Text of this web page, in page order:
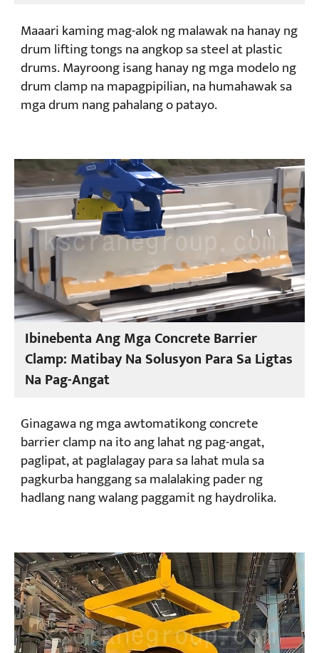
Maaari kaming mag-alok ng malawak na hanay ng
drum lifting tongs na angkop sa steel at plastic
drums. Mayroong isang hanay ng mga modelo ng
drum clamp na mapagpipilian, na humahawak sa
mga drum nang pahalang o patayo.
Ibinebenta Ang Mga Concrete Barrier
Clamp: Matibay Na Solusyon Para Sa Ligtas
Na Pag-Angat
Ginagawa ng mga awtomatikong concrete
barrier clamp na ito ang lahat ng pag-angat,
paglipat, at paglalagay para sa lahat mula sa
pagkurba hanggang sa malalaking pader ng
hadlang nang walang paggamit ng haydrolika.